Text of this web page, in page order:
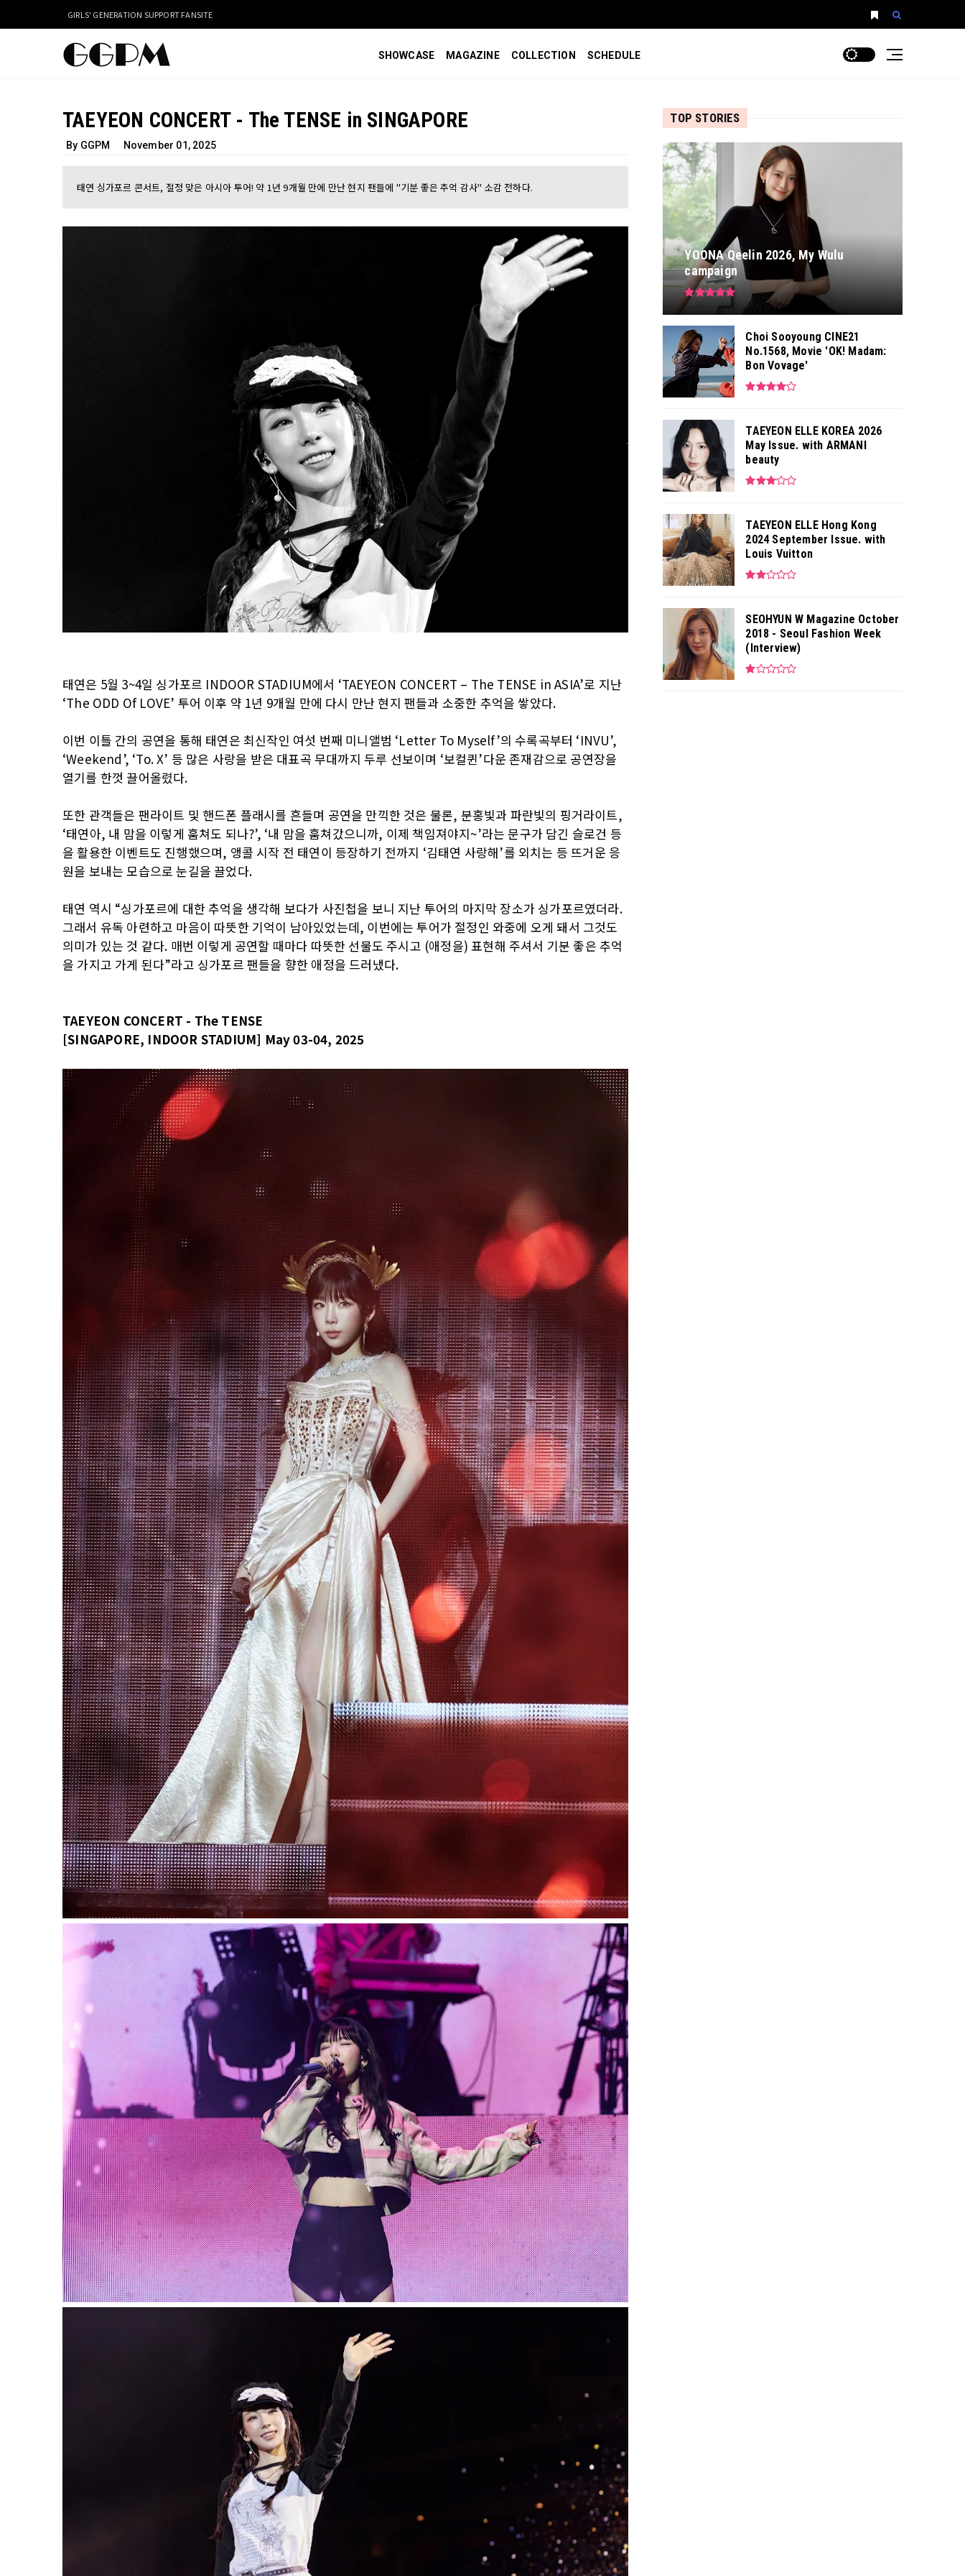
GIRLS' GENERATION SUPPORT FANSITE
SHOWCASE MAGAZINE COLLECTION SCHEDULE
TAEYEON CONCERT - The TENSE in SINGAPORE
By GGPM November 01, 2025
태연 싱가포르 콘서트, 절정 맞은 아시아 투어! 약 1년 9개월 만에 만난 현지 팬들에 "기분 좋은 추억 감사" 소감 전하다.
태연은 5월 3~4일 싱가포르 INDOOR STADIUM에서 ‘TAEYEON CONCERT – The TENSE in ASIA’로 지난
‘The ODD Of LOVE’ 투어 이후 약 1년 9개월 만에 다시 만난 현지 팬들과 소중한 추억을 쌓았다.
이번 이틀 간의 공연을 통해 태연은 최신작인 여섯 번째 미니앨범 ‘Letter To Myself’의 수록곡부터 ‘INVU’,
‘Weekend’, ‘To. X’ 등 많은 사랑을 받은 대표곡 무대까지 두루 선보이며 ‘보컬퀸’다운 존재감으로 공연장을
열기를 한껏 끌어올렸다.
또한 관객들은 팬라이트 및 핸드폰 플래시를 흔들며 공연을 만끽한 것은 물론, 분홍빛과 파란빛의 핑거라이트,
‘태연아, 내 맘을 이렇게 훔쳐도 되나?’, ‘내 맘을 훔쳐갔으니까, 이제 책임져야지~’라는 문구가 담긴 슬로건 등
을 활용한 이벤트도 진행했으며, 앵콜 시작 전 태연이 등장하기 전까지 ‘김태연 사랑해’를 외치는 등 뜨거운 응
원을 보내는 모습으로 눈길을 끌었다.
태연 역시 “싱가포르에 대한 추억을 생각해 보다가 사진첩을 보니 지난 투어의 마지막 장소가 싱가포르였더라.
그래서 유독 아련하고 마음이 따뜻한 기억이 남아있었는데, 이번에는 투어가 절정인 와중에 오게 돼서 그것도
의미가 있는 것 같다. 매번 이렇게 공연할 때마다 따뜻한 선물도 주시고 (애정을) 표현해 주셔서 기분 좋은 추억
을 가지고 가게 된다”라고 싱가포르 팬들을 향한 애정을 드러냈다.
TAEYEON CONCERT - The TENSE
[SINGAPORE, INDOOR STADIUM] May 03-04, 2025
TOP STORIES
YOONA Qeelin 2026, My Wulu
campaign
Choi Sooyoung CINE21
No.1568, Movie 'OK! Madam:
Bon Vovage'
TAEYEON ELLE KOREA 2026
May Issue. with ARMANI
beauty
TAEYEON ELLE Hong Kong
2024 September Issue. with
Louis Vuitton
SEOHYUN W Magazine October
2018 - Seoul Fashion Week
(Interview)